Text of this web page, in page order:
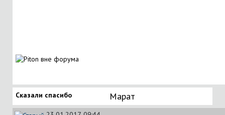
Сказали спасибо Марат